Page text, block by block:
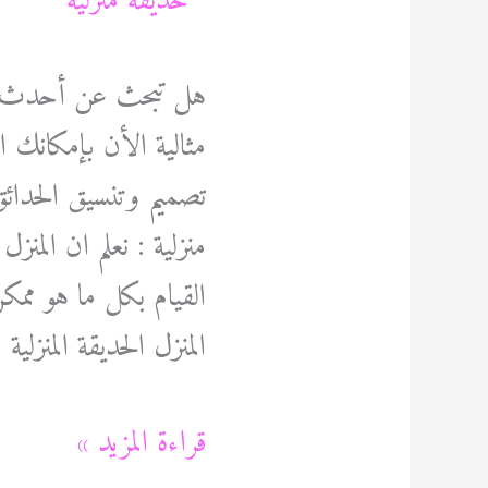
هل تبحث عن أحدث
مثالية الأن
تصميم وتنسيق
منزلية : نعلم ان
القيام بكل ما هو
المنزل الحديقة
تنسيق
قراءة المزيد »